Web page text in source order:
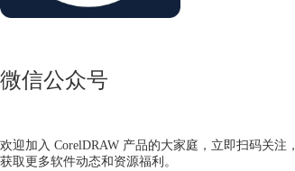
微信公众号
欢迎加入 CorelDRAW 产品的大家庭，立即扫码关注，
获取更多软件动态和资源福利。